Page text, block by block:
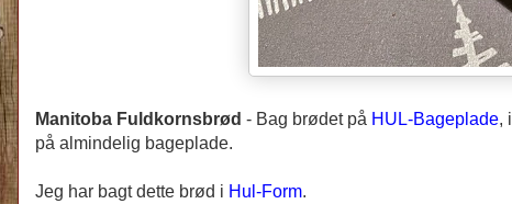
Manitoba Fuldkornsbrød - Bag brødet på HUL-Bageplade, i
på almindelig bageplade.
Jeg har bagt dette brød i Hul-Form.